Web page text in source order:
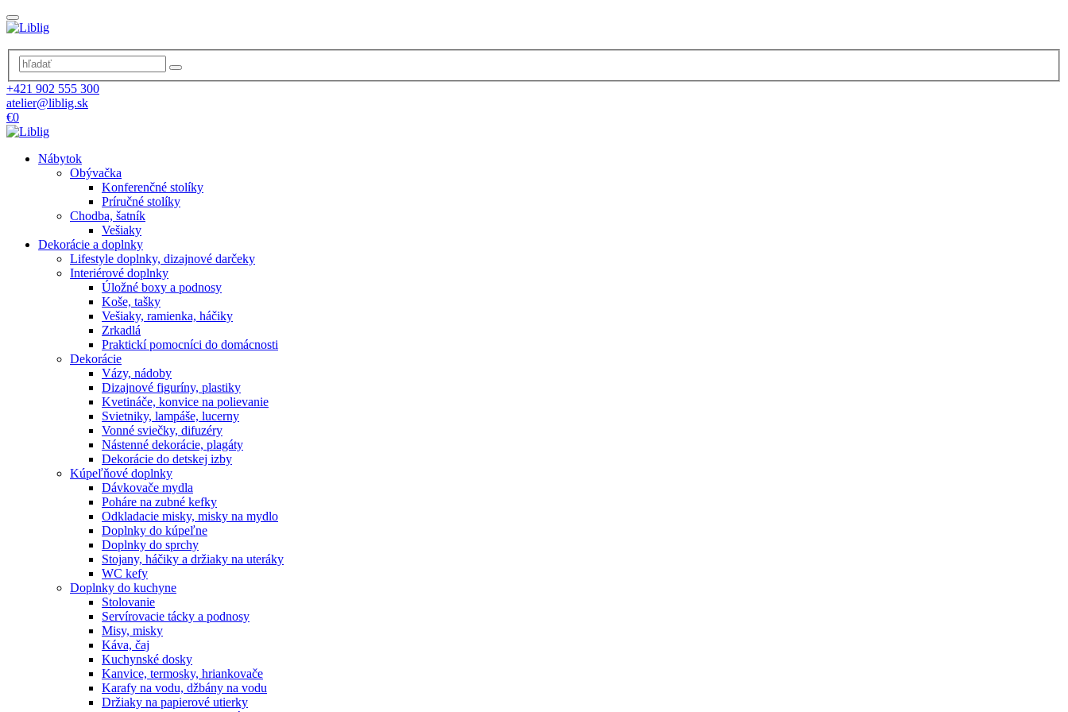
+421 902 555 300
atelier@liblig.sk
€0
Nábytok
Obývačka
Konferenčné stolíky
Príručné stolíky
Chodba, šatník
Vešiaky
Dekorácie a doplnky
Lifestyle doplnky, dizajnové darčeky
Interiérové doplnky
Úložné boxy a podnosy
Koše, tašky
Vešiaky, ramienka, háčiky
Zrkadlá
Praktickí pomocníci do domácnosti
Dekorácie
Vázy, nádoby
Dizajnové figuríny, plastiky
Kvetináče, konvice na polievanie
Svietniky, lampáše, lucerny
Vonné sviečky, difuzéry
Nástenné dekorácie, plagáty
Dekorácie do detskej izby
Kúpeľňové doplnky
Dávkovače mydla
Poháre na zubné kefky
Odkladacie misky, misky na mydlo
Doplnky do kúpeľne
Doplnky do sprchy
Stojany, háčiky a držiaky na uteráky
WC kefy
Doplnky do kuchyne
Stolovanie
Servírovacie tácky a podnosy
Misy, misky
Káva, čaj
Kuchynské dosky
Kanvice, termosky, hriankovače
Karafy na vodu, džbány na vodu
Držiaky na papierové utierky